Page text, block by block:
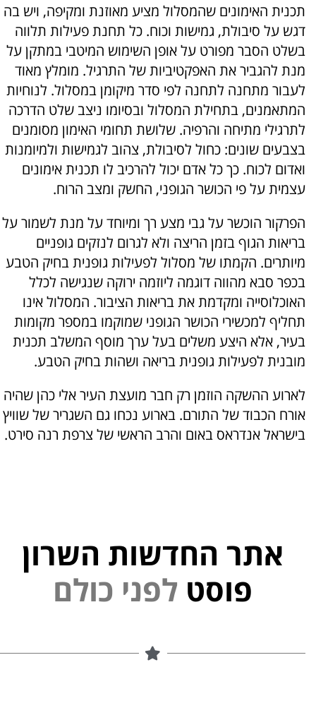
תכנית האימונים שהמסלול מציע מאוזנת ומקיפה, ויש בה
דגש על סיבולת, גמישות וכוח. כל תחנת פעילות תלווה
בשלט הסבר מפורט על אופן השימוש המיטבי במתקן על
מנת להגביר את האפקטיביות של התרגיל. מומלץ מאוד
לעבור מתחנה לתחנה לפי סדר מיקומן במסלול. לנוחיות
המתאמנים, בתחילת המסלול ובסיומו ניצב שלט הדרכה
לתרגילי מתיחה והרפיה. שלושת תחומי האימון מסומנים
בצבעים שונים: כחול לסיבולת, צהוב לגמישות ולמיומנות
ואדום לכוח. כך כל אדם יכול להרכיב לו תכנית אימונים
עצמית על פי הכושר הגופני, החשק ומצב הרוח.
הפרקור הוכשר על גבי מצע רך ומיוחד על מנת לשמור על
בריאות הגוף בזמן הריצה ולא לגרום לנזקים גופניים
מיותרים. הקמתו של מסלול לפעילות גופנית בחיק הטבע
בכפר סבא מהווה דוגמה ליוזמה ירוקה שנגישה לכלל
האוכלוסייה ומקדמת את בריאות הציבור. המסלול אינו
תחליף למכשירי הכושר הגופני שמוקמו במספר מקומות
בעיר, אלא היצע משלים בעל ערך מוסף המשלב תכנית
מובנית לפעילות גופנית בריאה ושהות בחיק הטבע.
לארוע ההשקה הוזמן רק חבר מועצת העיר אלי כהן שהיה
אורח הכבוד של התורם. בארוע נכחו גם השגריר של שוויץ
בישראל אנדראס באום והרב הראשי של צרפת רנה סירט.
אתר החדשות השרון
פוסט